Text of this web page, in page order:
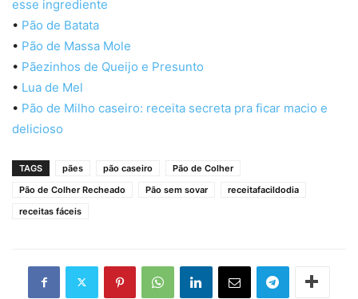
esse ingrediente
• Pão de Batata
• Pão de Massa Mole
• Pãezinhos de Queijo e Presunto
• Lua de Mel
• Pão de Milho caseiro: receita secreta pra ficar macio e
delicioso
TAGS pães pão caseiro
Pão de Colher
Pão de Colher Recheado
Pão sem sovar
receitafacildodia
receitas fáceis